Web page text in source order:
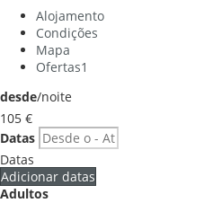
Alojamento
Condições
Mapa
Ofertas1
desde/noite
105 €
Datas
Datas
Adicionar datas
Adultos